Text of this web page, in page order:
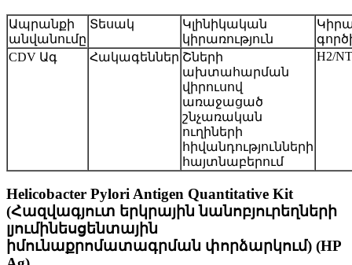
Ապրանքի
անվանումը
Տեսակ
Կլինիկական
կիրառություն
CDV Ագ
Հակագեններ Շների
ախտահարման
վիրուսով
առաջացած
շնչառական
ուղիների
հիվանդությունների
հայտնաբերում
H2/
Helicobacter Pylori Antigen Quantitative Kit
(Հազվագյուտ երկրային նանոբյուրեղների
լյումինեսցենտային
իմունաքրոմատագրման փորձարկում) (HP